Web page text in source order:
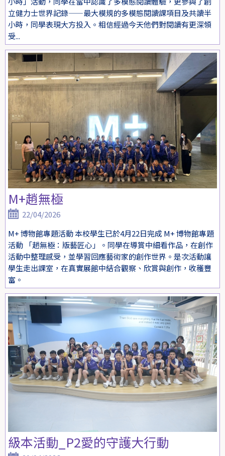
立健力士世界記錄——最大模規的多模態閱讀課項目及共讀半
小時，同學表現大方投入。相信經過今天他們對閱讀有更深領
受...
M+趙無極
22/04/2026
M+ 博物館專題活動 本校學生已於4月22日完成 M+ 博物館專題
活動 「趙無極：版藝匠心」。同學在導賞中細看作品，在創作
活動中整理感受，並學習回應藝術家的創作世界。是次活動讓
學生走出課室，在真實展館中結合觀察、欣賞與創作，收穫豐
富。
級本活動_P2愛的守護大行動